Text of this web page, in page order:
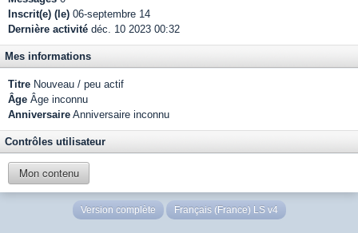
Inscrit(e) (le) 06-septembre 14
Dernière activité déc. 10 2023 00:32
Mes informations
Titre Nouveau / peu actif
Âge Âge inconnu
Anniversaire Anniversaire inconnu
Contrôles utilisateur
Mon contenu
Version complète Français (France) LS v4